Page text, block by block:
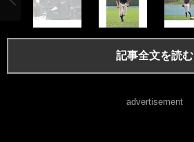
記事全文を読む
advertisement